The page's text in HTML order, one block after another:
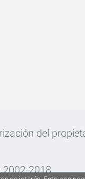
del
2018.